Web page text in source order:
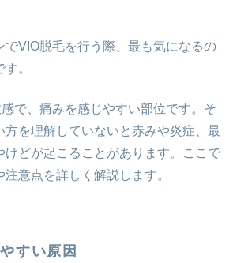
でVIO脱毛を行う際、最も気になるの
。
で、痛みを感じやすい部位です。そ
方を理解していないと赤みや炎症、最
けどが起こることがあります。ここで
意点を詳しく解説します。
すい原因